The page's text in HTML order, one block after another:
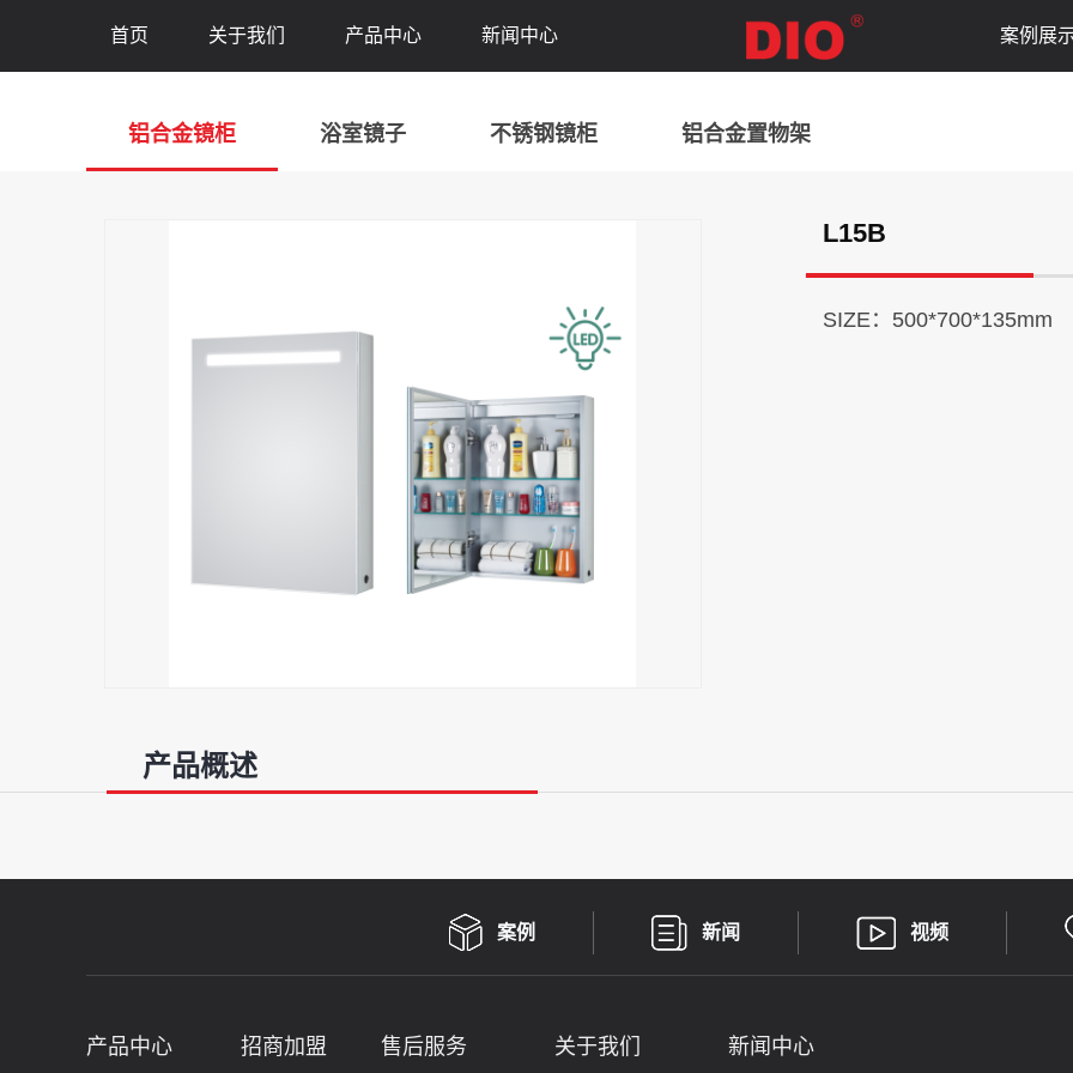
首页 关于我们 产品中心 新闻中心 案例展
铝合金镜柜 浴室镜子 不锈钢镜柜 铝合金置物架
L15B
SIZE：500*700*135mm
产品概述
案例 新闻 视频
产品中心 招商加盟 售后服务 关于我们 新闻中心